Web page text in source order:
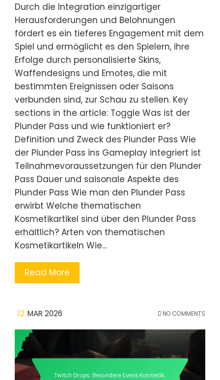
Durch die Integration einzigartiger
Herausforderungen und Belohnungen
fördert es ein tieferes Engagement mit dem
Spiel und ermöglicht es den Spielern, ihre
Erfolge durch personalisierte Skins,
Waffendesigns und Emotes, die mit
bestimmten Ereignissen oder Saisons
verbunden sind, zur Schau zu stellen. Key
sections in the article: Toggle Was ist der
Plunder Pass und wie funktioniert er?
Definition und Zweck des Plunder Pass Wie
der Plunder Pass ins Gameplay integriert ist
Teilnahmevoraussetzungen für den Plunder
Pass Dauer und saisonale Aspekte des
Plunder Pass Wie man den Plunder Pass
erwirbt Welche thematischen
Kosmetikartikel sind über den Plunder Pass
erhältlich? Arten von thematischen
Kosmetikartikeln Wie…
Read More
12 MAR 2026 NO COMMENTS